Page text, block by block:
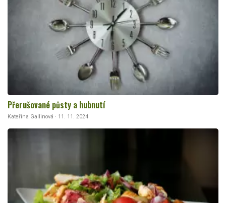
Přerušované půsty a hubnutí
Kateřina Gallinová · 11. 11. 2024